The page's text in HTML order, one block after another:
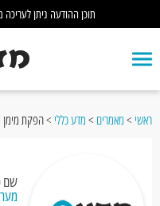
תוכן ההודעה ניתן
ראשי >מאמרים >מדע כללי >הפקת מימן
שם